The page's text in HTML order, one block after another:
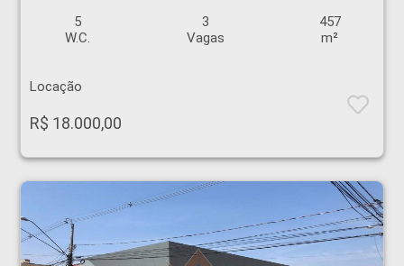
5
W.C.
3
Vagas
457
m²
Locação
R$ 18.000,00